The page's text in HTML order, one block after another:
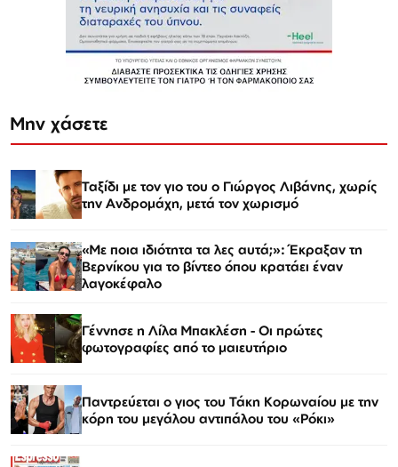
Μην χάσετε
Ταξίδι με τον γιο του ο Γιώργος Λιβάνης, χωρίς
την Ανδρομάχη, μετά τον χωρισμό
«Με ποια ιδιότητα τα λες αυτά;»: Έκραξαν τη
Βερνίκου για το βίντεο όπου κρατάει έναν
λαγοκέφαλο
Γέννησε η Λίλα Μπακλέση - Οι πρώτες
φωτογραφίες από το μαιευτήριο
Παντρεύεται ο γιος του Τάκη Κορωναίου με την
κόρη του μεγάλου αντιπάλου του «Ρόκι»